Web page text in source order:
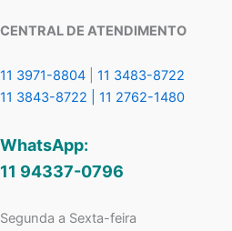
CENTRAL DE ATENDIMENTO
11 3971-8804
11 3483-8722
11 3843-8722 | 11 2762-1480
WhatsApp:
11 94337-0796
Segunda a Sexta-feira